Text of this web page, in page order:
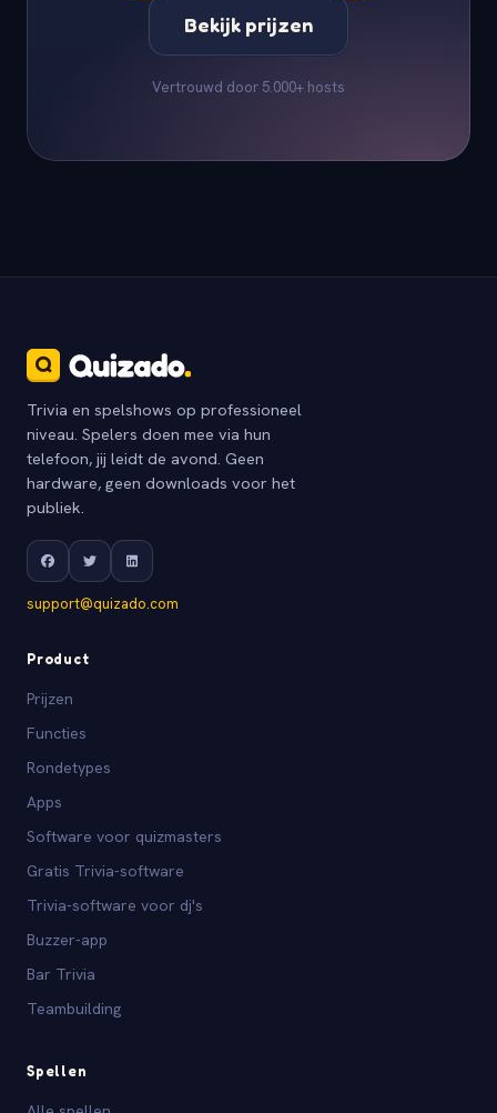
Bekijk prijzen
Vertrouwd door 5.000+ hosts
Trivia en spelshows op professioneel
niveau. Spelers doen mee via hun
telefoon, jij leidt de avond. Geen
hardware, geen downloads voor het
publiek.
support@quizado.com
Product
Prijzen
Functies
Rondetypes
Apps
Software voor quizmasters
Gratis Trivia-software
Trivia-software voor dj's
Buzzer-app
Bar Trivia
Teambuilding
Spellen